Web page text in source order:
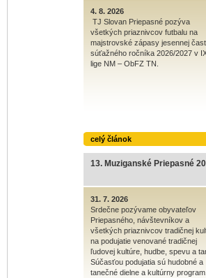
4. 8. 2026
TJ Slovan Priepasné pozýva
všetkých priaznivcov futbalu na
majstrovské zápasy jesennej
súťažného ročníka 2026/2027 v
lige NM – ObFZ TN.
celý článok
13. Muziganské Priepasné
31. 7. 2026
Srdečne pozývame obyvateľov
Priepasného, návštevníkov a
všetkých priaznivcov tradičnej
na podujatie venované tradičnej
ľudovej kultúre, hudbe, spevu a
Súčasťou podujatia sú hudobné a
tanečné dielne a kultúrny